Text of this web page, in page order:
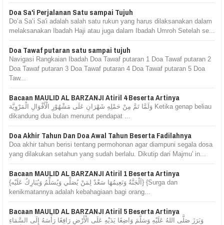
Doa Sa'i Perjalanan Satu sampai Tujuh
Do’a Sa’i Sa'i adalah salah satu rukun yang harus dilaksanakan dalam
melaksanakan Ibadah Haji atau juga dalam Ibadah Umroh Setelah se...
Doa Tawaf putaran satu sampai tujuh
Navigasi Rangkaian Ibadah Doa Tawaf putaran 1 Doa Tawaf putaran 2
Doa Tawaf putaran 3 Doa Tawaf putaran 4 Doa Tawaf putaran 5 Doa
Taw...
Bacaan MAULID AL BARZANJI Atiril 4 Beserta Artinya
وَلَمَّا تَمَّ مِنْ حَمْلِهِ شَهْرَانِ عَلَى مَشْهُوْرِ الْأَقْوَالِ الْمَرْوِيَّة Ketika genap beliau
dikandung dua bulan menurut pendapat ...
Doa Akhir Tahun Dan Doa Awal Tahun Beserta Fadilahnya
Doa akhir tahun berisi tentang permohonan agar diampuni segala dosa
yang dilakukan setahun yang sudah berlalu. Dikutip dari Majmu' in...
Bacaan MAULID AL BARZANJI Atiril 1 Beserta Artinya
{اَلْجَنَّةُ وَنَعِيمُهَا سَعْدٌ لِمَنْ يُصَلِّي وَيُسَلِّمُ وَيُبَارِكُ عَلَيْه} {Surga dan
kenikmatannya adalah kebahagiaan bagi orang...
Bacaan MAULID AL BARZANJI Atiril 5 Beserta Artinya
وَبَرَزَ صَلَّى اللهُ عَلَيْهِ وَسَلَّمَ وَاضِعًا يَدَيْهِ عَلَى الْأَرْضِ رَافِعًا رَأْسَهُ إِلَى السَّمَاءِ